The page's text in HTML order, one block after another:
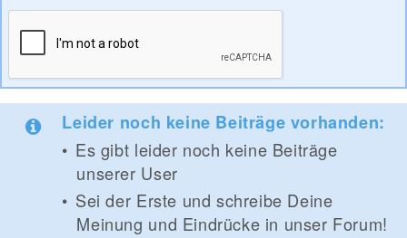
Leider noch keine Beiträge vorhanden:
Es gibt leider noch keine Beiträge
unserer User
Sei der Erste und schreibe Deine
Meinung und Eindrücke in unser Forum!